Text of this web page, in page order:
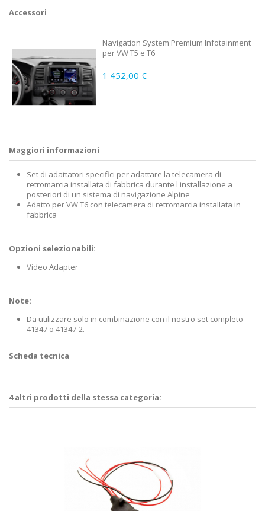
Accessori
Navigation System Premium Infotainment
per VW T5 e T6
1 452,00 €
Maggiori informazioni
Set di adattatori specifici per adattare la telecamera di
retromarcia installata di fabbrica durante l'installazione a
posteriori di un sistema di navigazione Alpine
Adatto per VW T6 con telecamera di retromarcia installata in
fabbrica
Opzioni selezionabili:
Video Adapter
Note:
Da utilizzare solo in combinazione con il nostro set completo
41347 o 41347-2.
Scheda tecnica
4 altri prodotti della stessa categoria: